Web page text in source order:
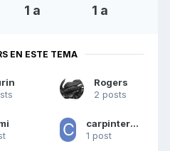
1 a 1 a
EN ESTE TEMA
Rogers
2 posts
carpintero chispa
1 post